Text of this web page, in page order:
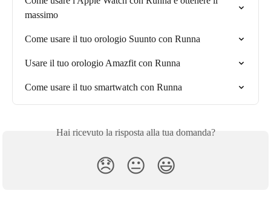
massimo
Come usare il tuo orologio Suunto con Runna
Usare il tuo orologio Amazfit con Runna
Come usare il tuo smartwatch con Runna
Hai ricevuto la risposta alla tua domanda?
😞 😐 😃